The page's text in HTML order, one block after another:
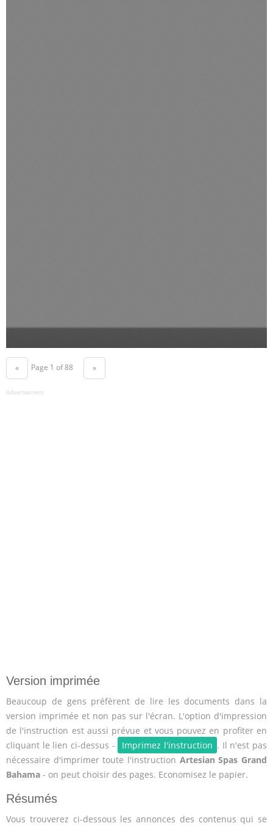
« Page 1 of 88 »
Advertisement
Version imprimée
Beaucoup de gens préfèrent de lire les documents dans la
version imprimée et non pas sur l'écran. L'option d'impression
de l'instruction est aussi prévue et vous pouvez en profiter en
cliquant le lien ci-dessus -
Imprimez l'instruction . Il n'est pas
nécessaire d'imprimer toute l'instruction Artesian Spas Grand
Bahama - on peut choisir des pages. Economisez le papier.
Résumés
Vous trouverez ci-dessous les annonces des contenus qui se